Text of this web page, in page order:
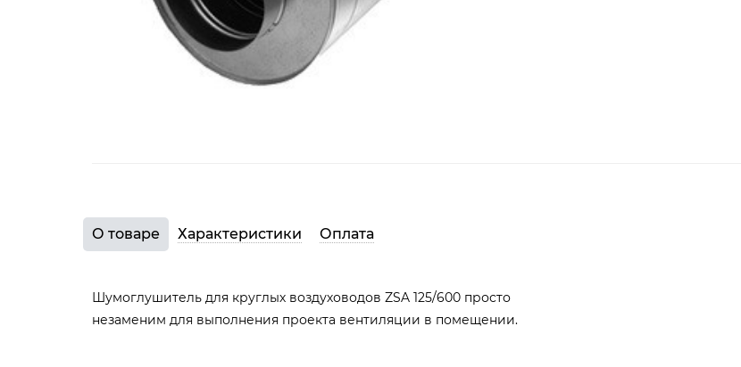
О товаре Характеристики Оплата
Шумоглушитель для круглых воздуховодов ZSA 125/600 просто
незаменим для выполнения проекта вентиляции в помещении.